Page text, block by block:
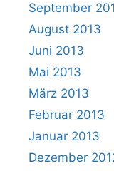
September
August 2013
Juni 2013
Mai 2013
März 2013
Februar 2013
Januar 2013
Dezember